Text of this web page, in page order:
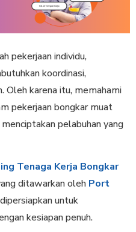
pekerjaan individu,
koordinasi,
Oleh karena itu, memahami
pekerjaan bongkar muat
pelabuhan yang
Tenaga Kerja Bongkar
ditawarkan oleh Port
untuk
kesiapan penuh.